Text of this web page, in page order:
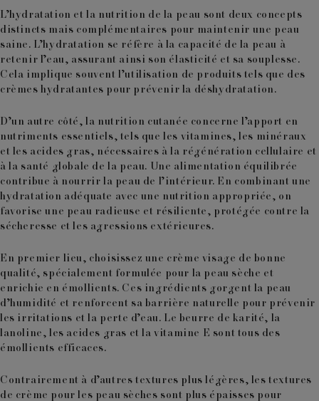
L’hydratation et la nutrition de la peau sont deux concepts
distincts mais complémentaires pour maintenir une peau
saine. L’hydratation se réfère à la capacité de la peau à
retenir l’eau, assurant ainsi son élasticité et sa souplesse.
Cela implique souvent l’utilisation de produits tels que des
crèmes hydratantes pour prévenir la déshydratation.
D’un autre côté, la nutrition cutanée concerne l’apport en
nutriments essentiels, tels que les vitamines, les minéraux
et les acides gras, nécessaires à la régénération cellulaire et
à la santé globale de la peau. Une alimentation équilibrée
contribue à nourrir la peau de l’intérieur. En combinant une
hydratation adéquate avec une nutrition appropriée, on
favorise une peau radieuse et résiliente, protégée contre la
sécheresse et les agressions extérieures.
En premier lieu, choisissez une crème visage de bonne
qualité, spécialement formulée pour la peau sèche et
enrichie en émollients. Ces ingrédients gorgent la peau
d’humidité et renforcent sa barrière naturelle pour prévenir
les irritations et la perte d’eau. Le beurre de karité, la
lanoline, les acides gras et la vitamine E sont tous des
émollients efficaces.
Contrairement à d’autres textures plus légères, les textures
de crème pour les peau sèches sont plus épaisses pour